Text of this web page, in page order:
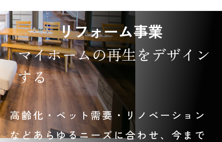
リフォーム事業
マイホームの再生をデザイン
する
高齢化・ペット需要・リノベーション
などあらゆるニーズに合わせ、今まで